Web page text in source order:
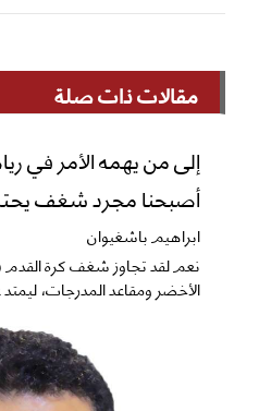
مقالات ذات صلة
إلى من يهمه الأمر في
أصبحنا مجرد شغف
ابراهيم باشغيوان
نعم ​لقد تجاوز شغف كرة
الأخضر ومقاعد المدرجات،